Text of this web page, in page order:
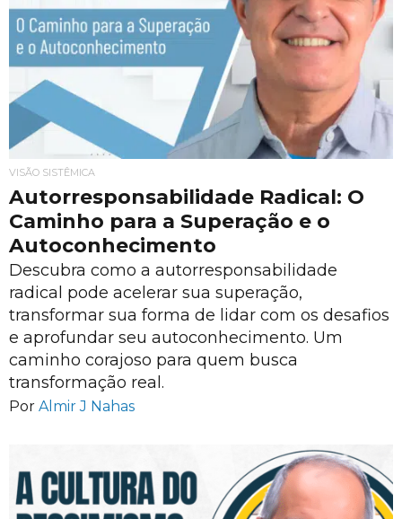
VISÃO SISTÊMICA
Autorresponsabilidade Radical: O
Caminho para a Superação e o
Autoconhecimento
Descubra como a autorresponsabilidade
radical pode acelerar sua superação,
transformar sua forma de lidar com os desafios
e aprofundar seu autoconhecimento. Um
caminho corajoso para quem busca
transformação real.
Por Almir J Nahas